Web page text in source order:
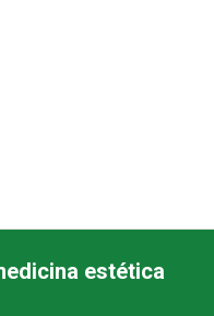
estética